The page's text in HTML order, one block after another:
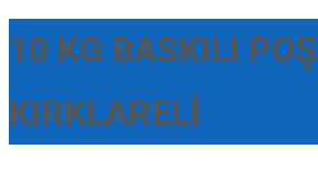
10 KG BASKILI
KIRKLARELİ